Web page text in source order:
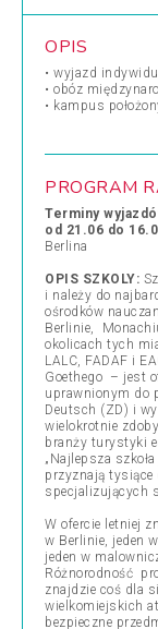
OPIS
• wyjazd
• obóz
• kampus
PROGRAM
Terminy
od 21.06 do
Berlina
OPIS SZKOLY:
i należy do
ośrodków
Berlinie,
okolicach tych
LALC, FADAF i
Goethego – jest
uprawnionym do
Deutsch (ZD) i
wielokrotnie
branży turystyki
„Najlepsza
przyznają tysiące
specjalizujących
W ofercie letniej
w Berlinie, jeden
jeden w
Różnorodność
znajdzie coś dla
wielkomiejskich
bezpieczne